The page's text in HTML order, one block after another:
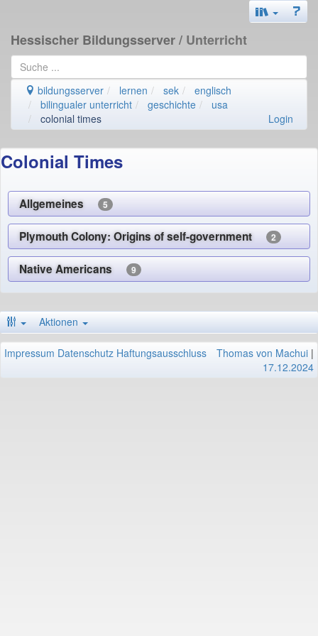
Hessischer Bildungsserver/ Unterricht
bildungsserver lernen sek
englisch
bilingualer unterricht
geschichte
usa
colonial times
Login
Colonial Times
Allgemeines 5
Plymouth Colony: Origins of self-government 2
Native Americans 9
Aktionen
Impressum Datenschutz Haftungsausschluss Thomas von Machui |
17.12.2024